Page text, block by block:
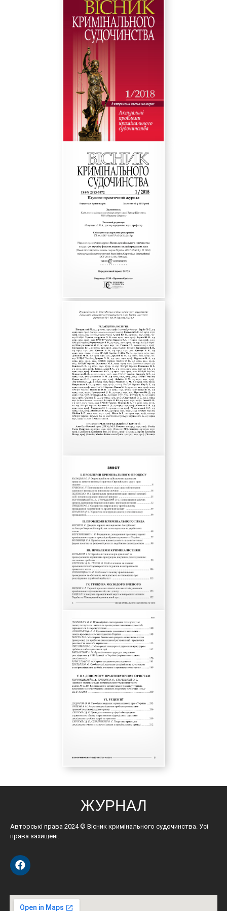
ЖУРНАЛ
Авторські права 2024 © Вісник кримінального судочинства. Усі
права захищені.
З повагою,
Редакційна колегія журналу
«Вісник Кримінального судочинства»